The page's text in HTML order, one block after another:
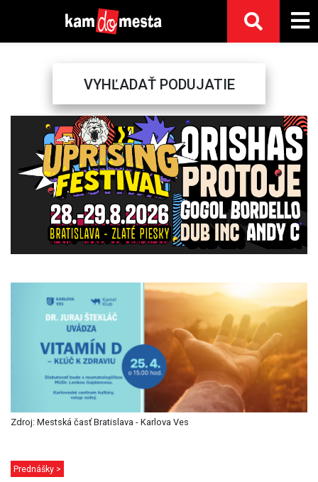
VYHĽADAŤ PODUJATIE
Previous Next
Zdroj: Mestská časť Bratislava - Karlova Ves
Prednášky >